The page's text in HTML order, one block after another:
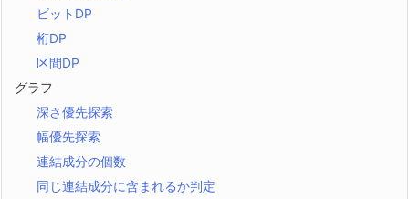
ビットDP
桁DP
区間DP
グラフ
深さ優先探索
幅優先探索
連結成分の個数
同じ連結成分に含まれるか判定